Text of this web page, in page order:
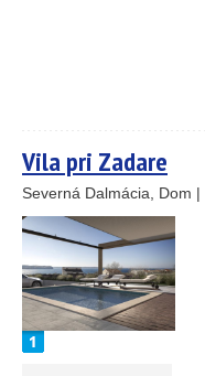
2
Vila pri Zadare
Severná Dalmácia, Dom |